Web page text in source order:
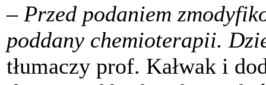
– Przed podaniem
poddany chemioterapii.
tłumaczy prof. Kałwak i